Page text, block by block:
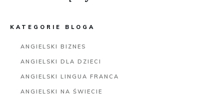
KATEGORIE BLOGA
ANGIELSKI BIZNES
ANGIELSKI DLA DZIECI
ANGIELSKI LINGUA FRANCA
ANGIELSKI NA ŚWIECIE